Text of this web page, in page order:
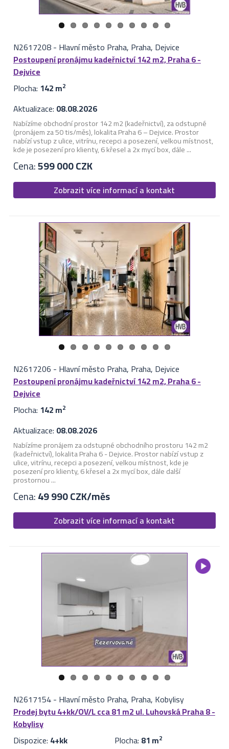
N2617208- Hlavní město Praha, Praha, Dejvice
Postoupení pronájmu kadeřnictví 142 m2, Praha 6 -
Dejvice
Plocha: 142 m2
Aktualizace: 08.08.2026
Nabízíme obchodní prostor 142 m2 (kadeřnictví), za odstupné
(pronájem za 50 tis/měs), lokalita Praha 6 – Dejvice. Prostor
nabízí vstup z ulice, vitrínu, recepci a posezení, velkou místnost,
kde je posezení pro klienty, 6 křesel a 2x mycí box, dále ...
Cena:599 000 CZK
Zobrazit více informací a kontakt
N2617206 - Hlavní město Praha, Praha, Dejvice
Postoupení pronájmu kadeřnictví 142 m2, Praha 6 -
Dejvice
Plocha: 142 m2
Aktualizace: 08.08.2026
Nabízíme pronájem za odstupné obchodního prostoru 142 m2
(kadeřnictví), lokalita Praha 6 - Dejvice. Prostor nabízí vstup z
ulice, vitrínu, recepci a posezení, velkou místnost, kde je
posezení pro klienty, 6 křesel a 2x mycí box, dále další
prostornou ...
Cena:49 990 CZK/měs
Zobrazit více informací a kontakt
N2617154- Hlavní město Praha, Praha, Kobylisy
Prodej bytu 4+kk/OV/L cca 81 m2 ul. Luhovská Praha 8 -
Kobylisy
Dispozice: 4+kk Plocha: 81 m2